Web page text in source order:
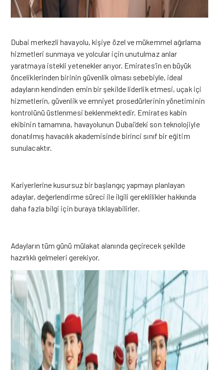
Dubai merkezli havayolu, kişiye özel ve mükemmel ağırlama
hizmetleri sunmaya ve yolcular için unutulmaz anlar
yaratmaya istekli yetenekler arıyor. Emirates’in en büyük
önceliklerinden birinin güvenlik olması sebebiyle, ideal
adayların kendinden emin bir şekilde liderlik etmesi, uçak içi
hizmetlerin, güvenlik ve emniyet prosedürlerinin yönetiminin
kontrolünü üstlenmesi beklenmektedir. Emirates kabin
ekibinin tamamına, havayolunun Dubai’deki son teknolojiyle
donatılmış havacılık akademisinde birinci sınıf bir eğitim
sunulacaktır.
Kariyerlerine kusursuz bir başlangıç yapmayı planlayan
adaylar, değerlendirme süreci ile ilgili gereklilikler hakkında
daha fazla bilgi için buraya tıklayabilirler.
Adayların tüm günü mülakat alanında geçirecek şekilde
hazırlıklı gelmeleri gerekiyor.